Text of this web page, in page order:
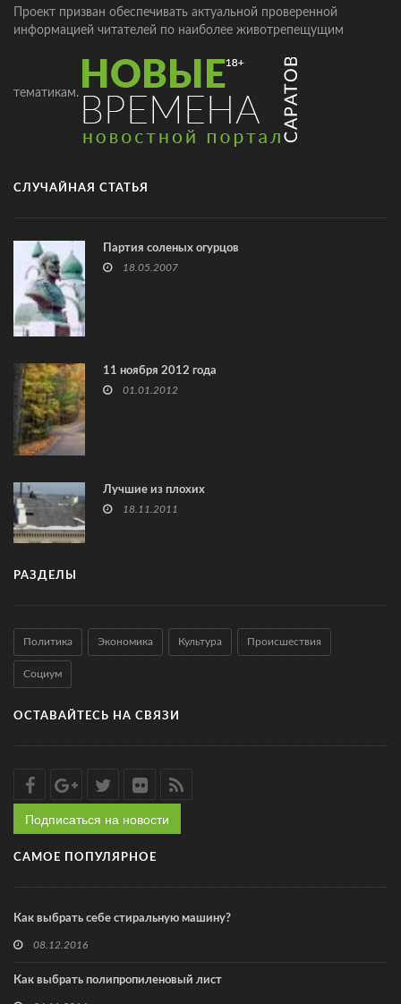
Проект призван обеспечивать актуальной проверенной
информацией читателей по наиболее животрепещущим
тематикам.
СЛУЧАЙНАЯ СТАТЬЯ
Партия соленых огурцов
18.05.2007
11 ноября 2012 года
01.01.2012
Лучшие из плохих
18.11.2011
РАЗДЕЛЫ
Политика Экономика Культура Происшествия
Социум
ОСТАВАЙТЕСЬ НА СВЯЗИ
Подписаться на новости
САМОЕ ПОПУЛЯРНОЕ
Как выбрать себе стиральную машину?
08.12.2016
Как выбрать полипропиленовый лист